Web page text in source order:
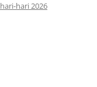
hari 2026